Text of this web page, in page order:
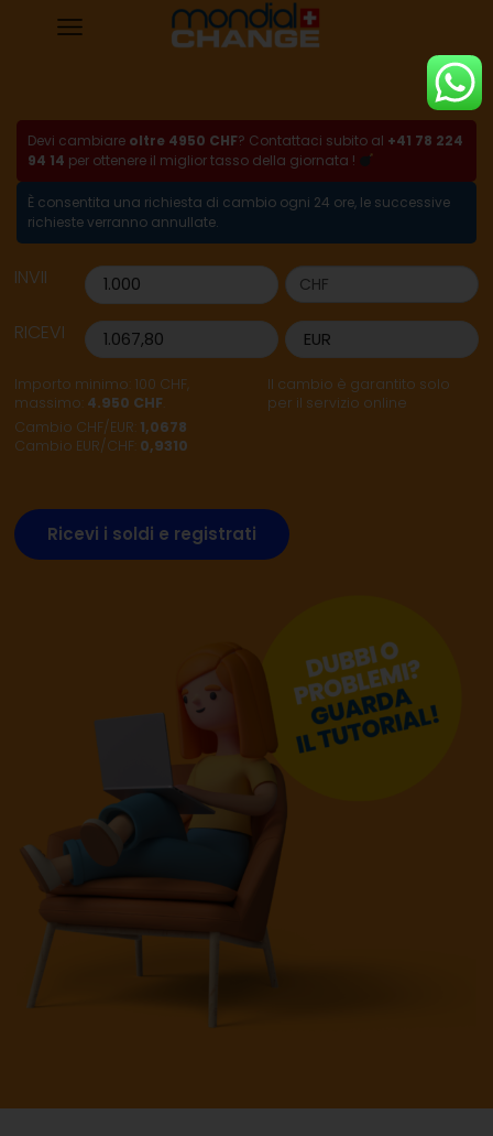
INVII
RICEVI
Importo minimo: 100 CHF,
massimo: 4.950 CHF
Cambio CHF/EUR: 1,0678
Cambio EUR/CHF: 0,9310
Il cambio è garantito solo
per il servizio online
Ricevi i soldi e registrati
Devi cambiare oltre 4950 CHF? Contattaci subito al +41 78 224
94 14 per ottenere il miglior tasso della giornata !
È consentita una richiesta di cambio ogni 24 ore, le successive
richieste verranno annullate.